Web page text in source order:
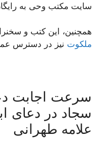
سایت مکتب وحی به
همچنین، این کتب و
ملکوت نیز در دسترس
سرعت اجابت
سجاد در دعای
علامه طهرانی